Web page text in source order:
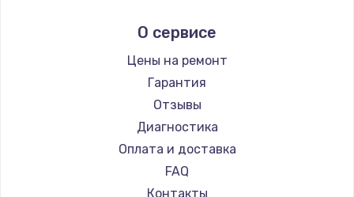
Microsoft
BlackView
Amazon
Aquarius
Philips
Dell
HP
Getac
О сервисе
Цены на ремонт
Гарантия
Отзывы
Диагностика
Оплата и доставка
FAQ
Контакты